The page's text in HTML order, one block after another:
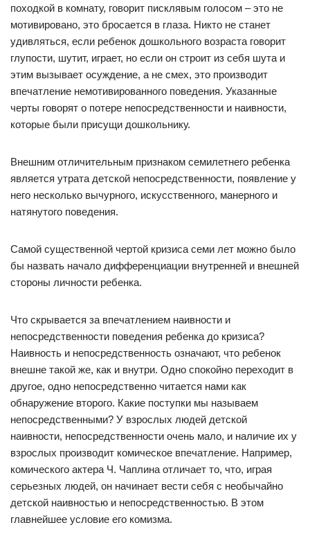
походкой в комнату, говорит писклявым голосом – это не
мотивировано, это бросается в глаза. Никто не станет
удивляться, если ребенок дошкольного возраста говорит
глупости, шутит, играет, но если он строит из себя шута и
этим вызывает осуждение, а не смех, это производит
впечатление немотивированного поведения. Указанные
черты говорят о потере непосредственности и наивности,
которые были присущи дошкольнику.
Внешним отличительным признаком семилетнего ребенка
является утрата детской непосредственности, появление у
него несколько вычурного, искусственного, манерного и
натянутого поведения.
Самой существенной чертой кризиса семи лет можно было
бы назвать начало дифференциации внутренней и внешней
стороны личности ребенка.
Что скрывается за впечатлением наивности и
непосредственности поведения ребенка до кризиса?
Наивность и непосредственность означают, что ребенок
внешне такой же, как и внутри. Одно спокойно переходит в
другое, одно непосредственно читается нами как
обнаружение второго. Какие поступки мы называем
непосредственными? У взрослых людей детской
наивности, непосредственности очень мало, и наличие их у
взрослых производит комическое впечатление. Например,
комического актера Ч. Чаплина отличает то, что, играя
серьезных людей, он начинает вести себя с необычайно
детской наивностью и непосредственностью. В этом
главнейшее условие его комизма.